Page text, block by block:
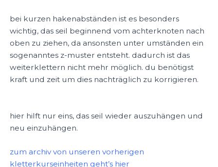
bei kurzen hakenabständen ist es besonders
wichtig, das seil beginnend vom achterknoten nach
oben zu ziehen, da ansonsten unter umständen ein
sogenanntes z-muster entsteht. dadurch ist das
weiterklettern nicht mehr möglich. du benötigst
kraft und zeit um dies nachträglich zu korrigieren.
hier hilft nur eins, das seil wieder auszuhängen und
neu einzuhängen.
zum archiv von unseren vorherigen
kletterkurseinheiten geht’s hier